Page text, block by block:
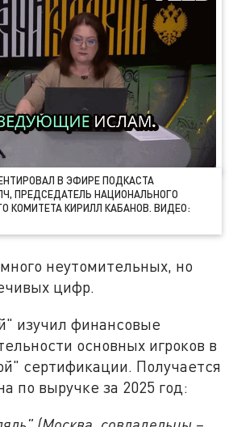
В ЭФИРЕ ПОДКАСТА
ПРЕДСЕДАТЕЛЬ НАЦИОНАЛЬНОГО
КОМИТЕТА КИРИЛЛ КАБАНОВ. ВИДЕО:
неутомительных, но
цифр.
изучил финансовые
основных игроков в
сертификации. Получается
по выручке за 2025 год: